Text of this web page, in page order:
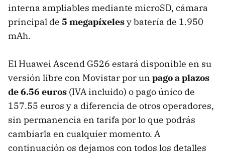
interna ampliables mediante microSD, cámara
principal de 5 megapíxelesy batería de 1.950
mAh.
El Huawei Ascend G526 estará disponible en su
versión libre con Movistar por un pago a plazos
de 6.56 euros (IVA incluido) o pago único de
157.55 euros y a diferencia de otros operadores,
sin permanencia en tarifa por lo que podrás
cambiarla en cualquier momento. A
continuación os dejamos con todos los detalles